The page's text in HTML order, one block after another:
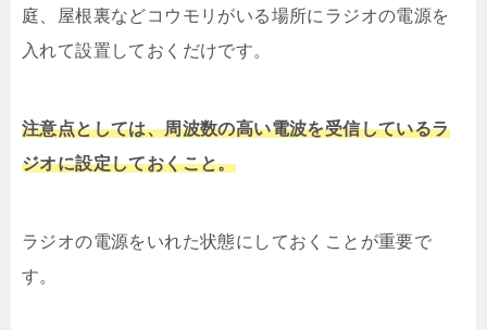
庭、屋根裏などコウモリがいる場所にラジオの電源を
入れて設置しておくだけです。
注意点としては、周波数の高い電波を受信しているラ
ジオに設定しておくこと。
ラジオの電源をいれた状態にしておくことが重要で
す。